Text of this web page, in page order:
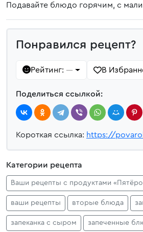
Подавайте блюдо горячим, с
Понравился рецепт?
Рейтинг: — В
Поделиться ссылкой:
Короткая ссылка: https://
Категории рецепта
Ваши рецепты с продуктами
ваши рецепты вторые блюда
запеканка с сыром запеченные